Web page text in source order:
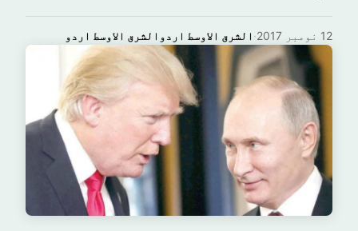
الشرق الاوسط اردوالشرق الاوسط اردو · 12 نومبر 2017